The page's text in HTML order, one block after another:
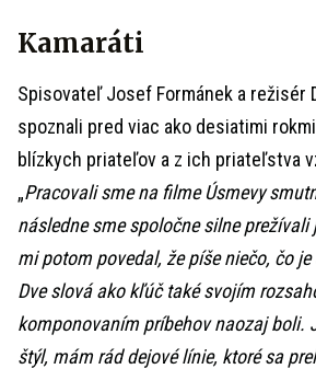
Kamaráti
Spisovateľ Josef Formánek a režisér
spoznali pred viac ako desiatimi
blízkych priateľov a z ich priateľstva
„Pracovali sme na filme Úsmevy
následne sme spoločne silne
mi potom povedal, že píše niečo, čo
Dve slová ako kľúč také svojím
komponovaním príbehov naozaj boli.
štýl, mám rád dejové línie, ktoré sa